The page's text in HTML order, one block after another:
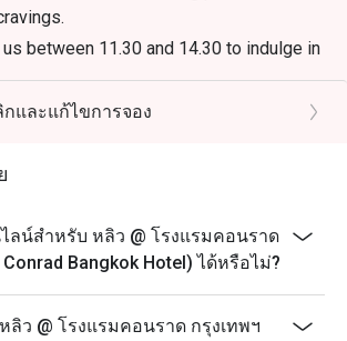
ภาพเยี่ยม และนักท่องเที่ยวที่ต้องการ
ารที่ประทับใจใกล้เพลินจิต
สูงสุดถึง 50% สำหรับค่าอาหาร
us between 11.30 and 14.30 to indulge in
All-You-Can-Eat Dim Sum experience
with prices starting from THB
(excluding drinks).
lunch is at 14:00 and for dinner is at
reopen at 18.00, welcoming you for a
dinner.
to embark on a culinary
forget!
กและแก้ไขการจอง
ลน์สำหรับ หลิว @ โรงแรมคอนราด
Conrad Bangkok Hotel) ได้หรือไม่?
ลิว @ โรงแรมคอนราด กรุงเทพฯ